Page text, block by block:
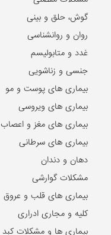
گوش، حلق و بینی
روان و روانشناسی
غدد و متابولیسم
جنسی و زناشویی
بیماری های پوست و مو
بیماری های ویروسی
بیماری های مغز و اعصاب
بیماری های سرطانی
دهان و دندان
مشکلات گوارشی
بیماری های قلب و عروق
کلیه و مجاری ادراری
بیماری ها و مشکلات کبد